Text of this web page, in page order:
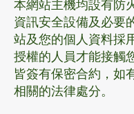
本網站主機均設有防
資訊安全設備及必要
站及您的個人資料採
授權的人員才能接觸
皆簽有保密合約，如
相關的法律處分。